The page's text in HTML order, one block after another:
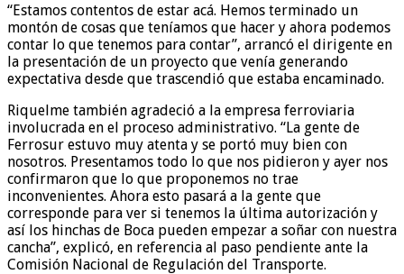
“Estamos contentos de estar acá. Hemos terminado un
montón de cosas que teníamos que hacer y ahora podemos
contar lo que tenemos para contar”, arrancó el dirigente en
la presentación de un proyecto que venía generando
expectativa desde que trascendió que estaba encaminado.
Riquelme también agradeció a la empresa ferroviaria
involucrada en el proceso administrativo. “La gente de
Ferrosur estuvo muy atenta y se portó muy bien con
nosotros. Presentamos todo lo que nos pidieron y ayer nos
confirmaron que lo que proponemos no trae
inconvenientes. Ahora esto pasará a la gente que
corresponde para ver si tenemos la última autorización y
así los hinchas de Boca pueden empezar a soñar con nuestra
cancha”, explicó, en referencia al paso pendiente ante la
Comisión Nacional de Regulación del Transporte.